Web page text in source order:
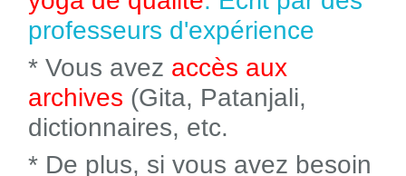
professeurs d'expérience
* Vous avez accès aux
archives (Gita, Patanjali,
dictionnaires, etc.
* De plus, si vous avez besoin